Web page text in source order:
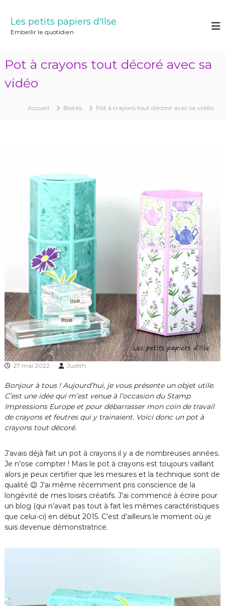
Les petits papiers d'Ilse
Embellir le quotidien
Pot à crayons tout décoré avec sa
vidéo
Accueil Boites Pot à crayons tout décoré avec sa vidéo
27 mai 2022 Judith
Bonjour à tous ! Aujourd’hui, je vous présente un objet utile.
C’est une idée qui m’est venue à l’occasion du Stamp
Impressions Europe et pour débarrasser mon coin de travail
de crayons et feutres qui y trainaient. Voici donc un pot à
crayons tout décoré.
J’avais déjà fait un pot à crayons il y a de nombreuses années.
Je n’ose compter ! Mais le pot à crayons est toujours vaillant
alors je peux certifier que les mesures et la technique sont de
qualité 😉 J’ai même récemment pris conscience de la
longévité de mes loisirs créatifs. J’ai commencé à écrire pour
un blog (qui n’avait pas tout à fait les mêmes caractéristiques
que celui-ci) en début 2015. C’est d’ailleurs le moment où je
suis devenue démonstratrice.